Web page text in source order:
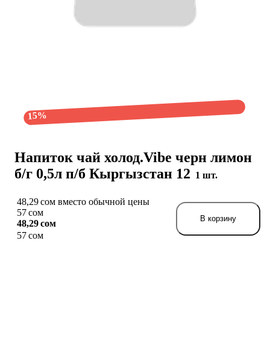
Напиток чай холод.Vibe черн лимон
б/г 0,5л п/б Кыргызстан 12 1 шт.
15%
48,29 сом вместо обычной цены
57 сом
48,29 сом
57 сом
В корзину